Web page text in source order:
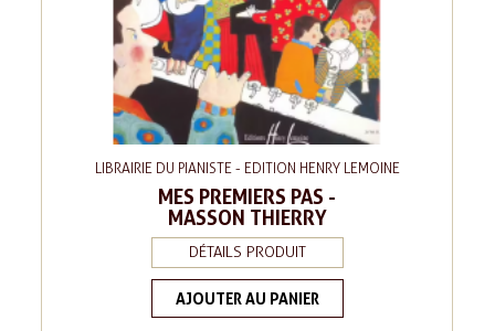
LIBRAIRIE DU PIANISTE - EDITION HENRY LEMOINE
MES PREMIERS PAS -
MASSON THIERRY
DÉTAILS PRODUIT
AJOUTER AU PANIER